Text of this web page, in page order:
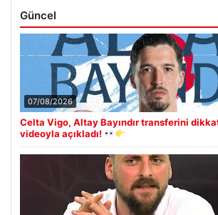
Güncel
07/08/2026
Celta Vigo, Altay Bayındır transferini
videoyla açıkladı!